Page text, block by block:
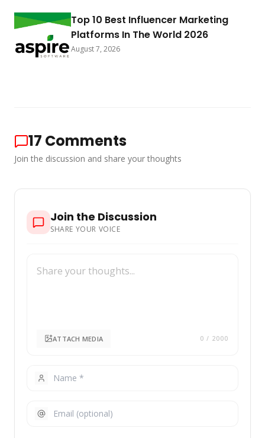
Top 10 Best Influencer Marketing
Platforms In The World 2026
August 7, 2026
17 Comments
Join the discussion and share your thoughts
Join the Discussion
SHARE YOUR VOICE
ATTACH MEDIA 0 / 2000